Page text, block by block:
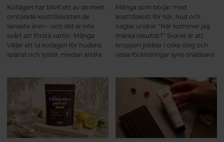
bred aminosyraprofil som passar
kroppens olika
bindvävsstrukturer. Många
multikollagen är dessutom
berikade med vitamin C, som
bidrar till normal kollagenbildning
spelar roll För att kroppen ska
kunna bilda kollagen behövs mer
än bara kollagenpeptider. Ett bra
resultat bygger på flera faktorer:
✔ Tillräckligt med vitamin C, som
bidrar till normal
kollagenbildning. ✔ Regelbunden
Kollagen har blivit ett av de mest
omtalade kosttillskotten de
senaste åren – och det är inte
svårt att förstå varför. Många
väljer att ta kollagen för hudens
spänst och lyster, medan andra
Men något som ofta glöms bort i
diskussionen är att kollagen inte
handlar om snabba lösningar. För
att verkligen uppleva skillnad är
kontinuitet en av de viktigaste
faktorerna.
Många som börjar med
kosttillskott för hår, hud och
naglar undrar ”När kommer jag
märka resultat?” Svaret är att
kroppen jobbar i olika steg och
vissa förändringar syns snabbare